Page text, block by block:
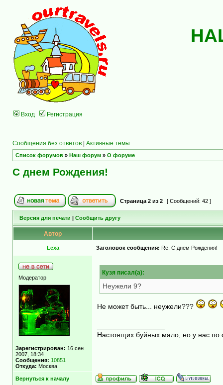
Вход Регистрация
Сообщения без ответов | Активные темы
Список форумов » Наш форум » О форуме
С днем Рождения!
Страница 2 из 2 [ Сообщений: 42 ]
Версия для печати | Сообщить другу
Автор
Lexa Заголовок сообщения: Re: С днем Рождения!
Модератор
Зарегистрирован: 16 сен
2007, 18:34
Сообщения: 10851
Откуда: Москва
Кузя писал(а):
Неужели 9?
Не может быть... неужели???
Настоящих буйных мало, но у нас по
Вернуться к началу